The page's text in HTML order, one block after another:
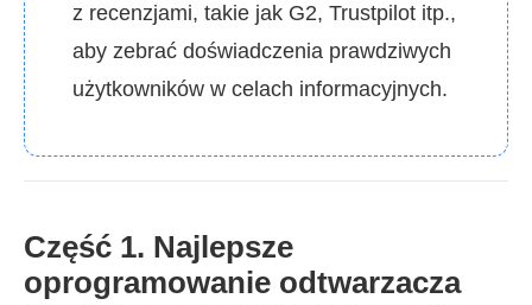
z recenzjami, takie jak G2, Trustpilot itp.,
aby zebrać doświadczenia prawdziwych
użytkowników w celach informacyjnych.
Część 1. Najlepsze
oprogramowanie odtwarzacza